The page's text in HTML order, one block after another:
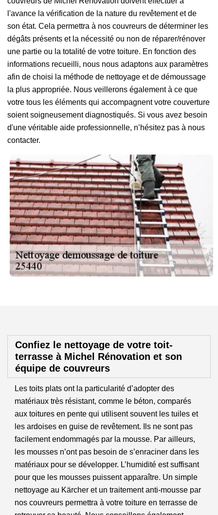
l'avance la vérification de la nature du revêtement et de
son état. Cela permettra à nos couvreurs de déterminer les
dégâts présents et la nécessité ou non de réparer/rénover
une partie ou la totalité de votre toiture. En fonction des
informations recueilli, nous nous adaptons aux paramètres
afin de choisi la méthode de nettoyage et de démoussage
la plus appropriée. Nous veillerons également à ce que
votre tous les éléments qui accompagnent votre couverture
soient soigneusement diagnostiqués. Si vous avez besoin
d'une véritable aide professionnelle, n’hésitez pas à nous
contacter.
Confiez le nettoyage de votre toit-
terrasse à Michel Rénovation et son
équipe de couvreurs
Les toits plats ont la particularité d’adopter des
matériaux très résistant, comme le béton, comparés
aux toitures en pente qui utilisent souvent les tuiles et
les ardoises en guise de revêtement. Ils ne sont pas
facilement endommagés par la mousse. Par ailleurs,
les mousses n’ont pas besoin de s’enraciner dans les
matériaux pour se développer. L’humidité est suffisant
pour que les mousses puissent apparaître. Un simple
nettoyage au Kärcher et un traitement anti-mousse par
nos couvreurs permettra à votre toiture en terrasse de